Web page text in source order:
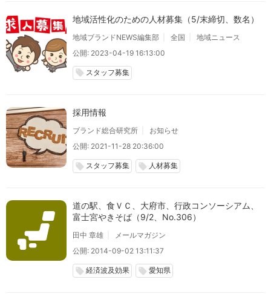
地域活性化のための人材募集（5/末締切、数名）
地域ブランドNEWS編集部 全国
地域ニュース
公開: 2023-04-19 16:13:00
local_offer スタッフ募集
採用情報
ブランド総合研究所
お知らせ
公開: 2021-11-28 20:36:00
local_offer スタッフ募集 local_offer 人材募集
道の駅、食ＶＣ、大府市、行政コンソーシアム、
富士宮やきそば（9/2、No.306）
田中 章雄
メールマガジン
公開: 2014-09-02 13:11:37
local_offer 経済波及効果 local_offer 愛知県